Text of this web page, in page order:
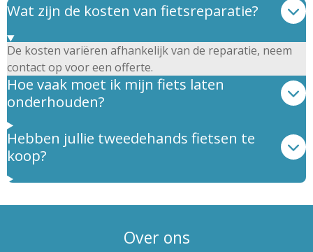
Wat zijn de kosten van fietsreparatie?
De kosten variëren afhankelijk van de reparatie, neem
contact op voor een offerte.
Hoe vaak moet ik mijn fiets laten
onderhouden?
Hebben jullie tweedehands fietsen te
koop?
Over ons